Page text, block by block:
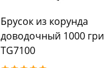
Брусок из корунда
доводочный 1000
TG7100